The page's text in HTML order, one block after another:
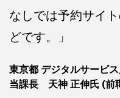
なしでは予約サイ
どです。」
東京都 デジタルサービ
当課長 天神 正伸氏 (前